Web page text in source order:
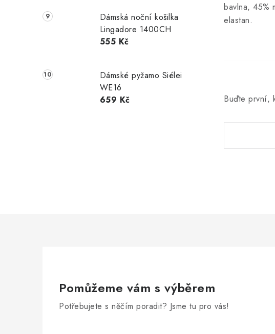
Dámská noční košilka
Lingadore 1400CH
555 Kč
Dámské pyžamo Siélei
WE16
659 Kč
bavlna, 45%
elastan.
Buďte první,
Pomůžeme vám s výběrem
Potřebujete s něčím poradit? Jsme tu pro vás!